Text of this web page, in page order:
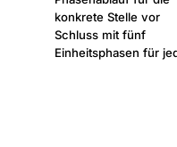
konkrete Stelle vor
Schluss mit fünf
Einheitsphasen für